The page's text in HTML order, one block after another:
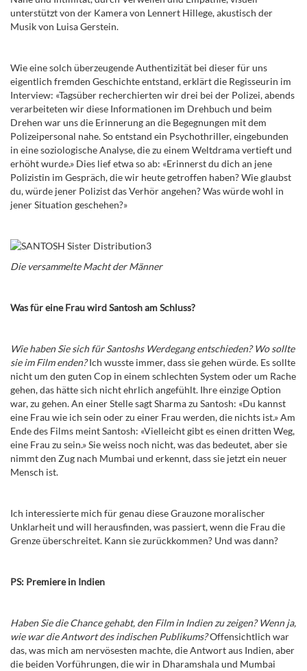
unterstützt von der Kamera von Lennert Hillege, akustisch der
Musik von Luisa Gerstein.
Wie eine solch überzeugende Authentizität bei dieser für uns
eigentlich fremden Geschichte entstand, erklärt die Regisseurin im
Interview: «Tagsüber recherchierten wir drei bei der Polizei, abends
verarbeiteten wir diese Informationen im Drehbuch und beim
Drehen war uns die Erinnerung an die Begegnungen mit dem
Polizeipersonal nahe. So entstand ein Psychothriller, eingebunden
in eine soziologische Analyse, die zu einem Weltdrama vertieft und
erhöht wurde.» Dies lief etwa so ab: «Erinnerst du dich an jene
Polizistin im Gespräch, die wir heute getroffen haben? Wie glaubst
du, würde jener Polizist das Verhör angehen? Was würde wohl in
jener Situation geschehen?»
Die versammelte Macht der Männer
Was für eine Frau wird Santosh am Schluss?
Wie haben Sie sich für Santoshs Werdegang entschieden? Wo sollte
sie im Film enden?Ich wusste immer, dass sie gehen würde. Es sollte
nicht um den guten Cop in einem schlechten System oder um Rache
gehen, das hätte sich nicht ehrlich angefühlt. Ihre einzige Option
war, zu gehen. An einer Stelle sagt Sharma zu Santosh: «Du kannst
eine Frau wie ich sein oder zu einer Frau werden, die nichts ist.» Am
Ende des Films meint Santosh: «Vielleicht gibt es einen dritten Weg,
eine Frau zu sein.» Sie weiss noch nicht, was das bedeutet, aber sie
nimmt den Zug nach Mumbai und erkennt, dass sie jetzt ein neuer
Mensch ist.
Ich interessierte mich für genau diese Grauzone moralischer
Unklarheit und will herausfinden, was passiert, wenn die Frau die
Grenze überschreitet. Kann sie zurückkommen? Und was dann?
PS: Premiere in Indien
Haben Sie die Chance gehabt, den Film in Indien zu zeigen? Wenn ja,
wie war die Antwort des indischen Publikums?Offensichtlich war
das, was mich am nervösesten machte, die Antwort aus Indien, aber
die beiden Vorführungen, die wir in Dharamshala und Mumbai